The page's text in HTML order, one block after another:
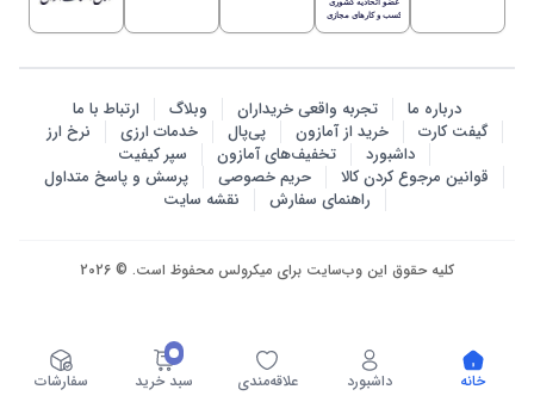
درباره ما تجربه واقعی خریداران وبلاگ
ارتباط با ما
گیفت کارت
خرید از آمازون پی‌پال خدمات ارزی
نرخ ارز
داشبورد
تخفیف‌های آمازون
سپر کیفیت
قوانین مرجوع کردن کالا
حریم خصوصی
پرسش‌ و پاسخ متداول
راهنمای سفارش
نقشه سایت
کلیه حقوق این وب‌سایت برای میکرولس محفوظ است. © 2026
خانه داشبورد علاقه‌مندی سبد خرید سفارشات